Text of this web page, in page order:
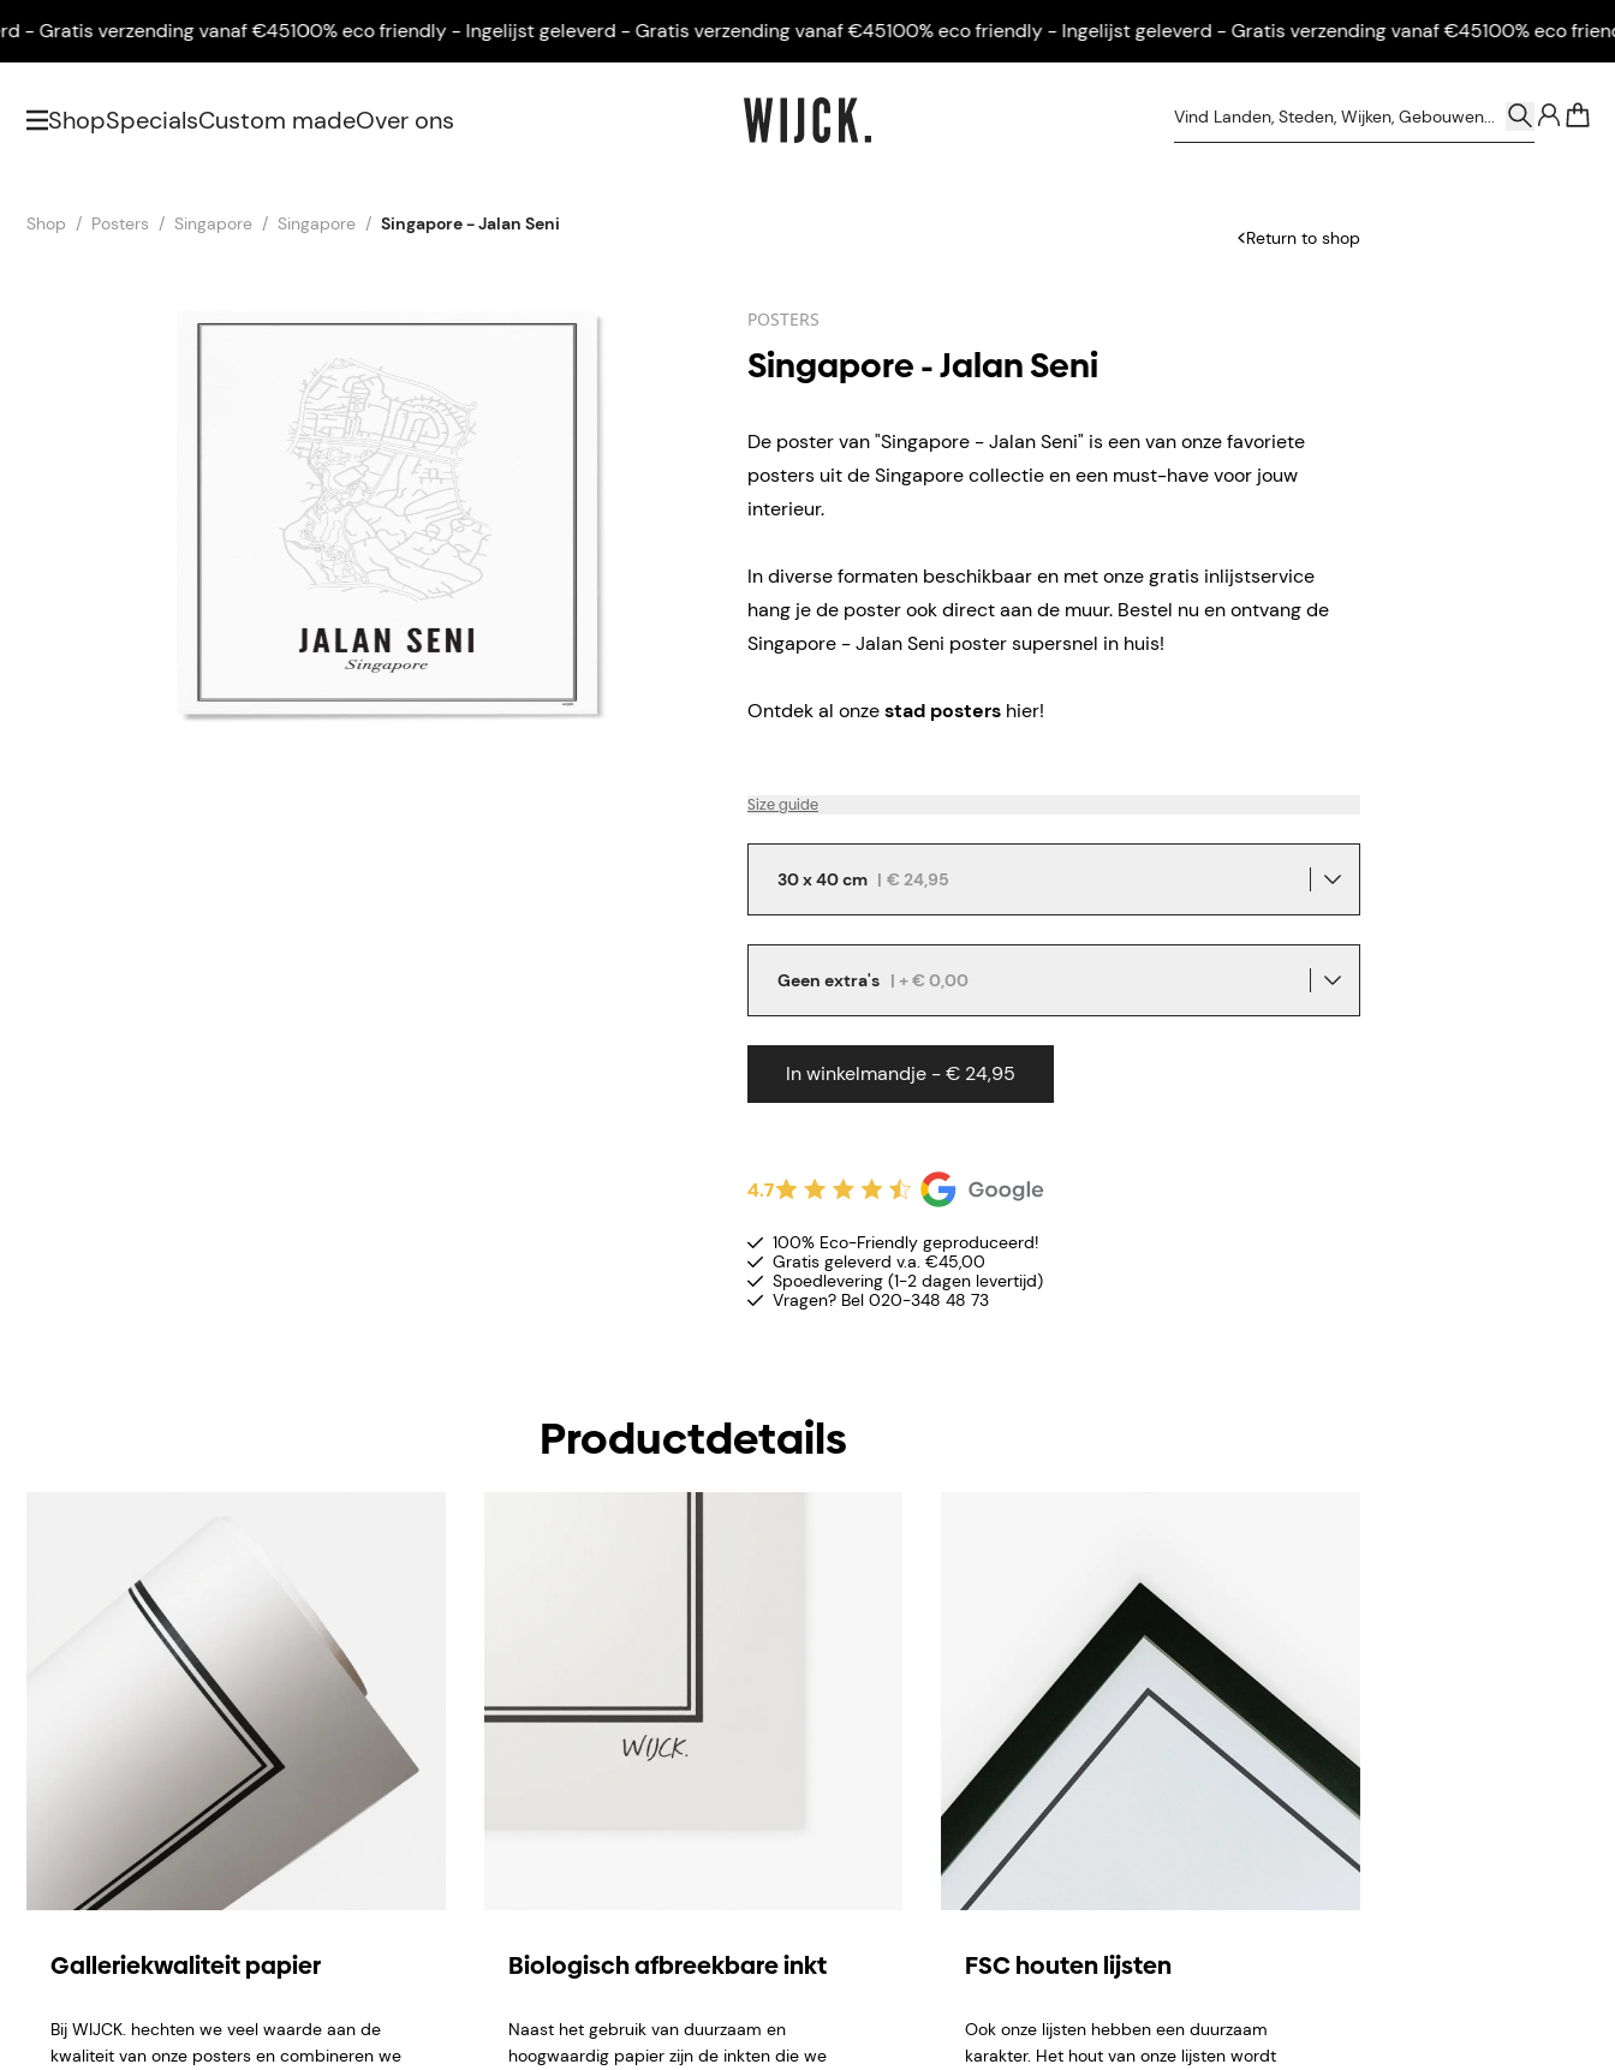
verzending vanaf €45100% eco friendly - Ingelijst geleverd - Gratis verzending vanaf €45100% eco friendly - Ingelijst geleverd - Gratis verzending vanaf €45100% eco friendly -
ShopSpecialsCustom madeOver ons
Shop Posters Singapore Singapore Singapore - Jalan Seni
Return to shop
POSTERS
Singapore - Jalan Seni
De poster van "Singapore - Jalan Seni" is een van onze favoriete
posters uit de Singapore collectie en een must-have voor jouw
interieur.
In diverse formaten beschikbaar en met onze gratis inlijstservice
hang je de poster ook direct aan de muur. Bestel nu en ontvang de
Singapore - Jalan Seni poster supersnel in huis!
Ontdek al onzestad posters hier!
Size guide
30 x 40 cm | € 24,95
Geen extra's | + € 0,00
In winkelmandje - € 24,95
4.7
100% Eco-Friendly geproduceerd!
Gratis geleverd v.a. €45,00
Spoedlevering (1-2 dagen levertijd)
Vragen? Bel 020-348 48 73
Productdetails
Galleriekwaliteit papier
Bij WIJCK. hechten we veel waarde aan de
kwaliteit van onze posters en combineren we
Biologisch afbreekbare inkt
Naast het gebruik van duurzaam en
hoogwaardig papier zijn de inkten die we
FSC houten lijsten
Ook onze lijsten hebben een duurzaam
karakter. Het hout van onze lijsten wordt